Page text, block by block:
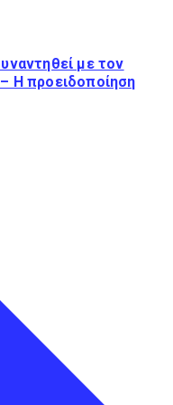
με τον
Η προειδοποίηση